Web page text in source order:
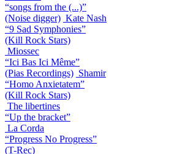
“songs from the (...)”
(Noise digger) Kate Nash
“9 Sad Symphonies”
(Kill Rock Stars)
Miossec
“Ici Bas Ici Même”
(Pias Recordings) Shamir
“Homo Anxietatem”
(Kill Rock Stars)
The libertines
“Up the bracket”
La Corda
“Progress No Progress”
(T-Rec)